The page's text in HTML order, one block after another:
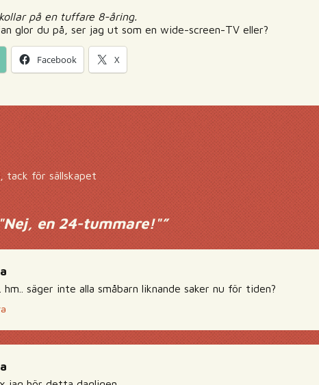
på en tuffare 8-åring.
glor du på, ser jag ut som en wide-screen-TV eller?
Facebook X
tack för sällskapet
en 24-tummare!"”
hm.. säger inte alla småbarn liknande saker nu för tiden?